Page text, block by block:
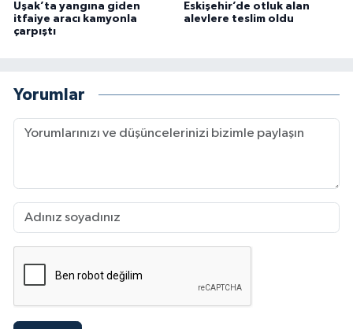
Uşak’ta yangına giden
itfaiye aracı kamyonla
çarpıştı
Eskişehir’de otluk alan
alevlere teslim oldu
Yorumlar